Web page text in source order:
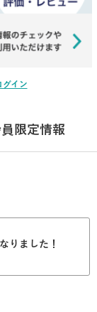
イン
限定情報
りました！